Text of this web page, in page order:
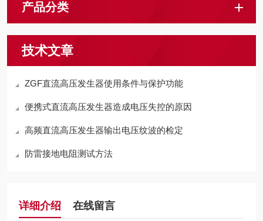
产品分类
技术文章
ZGF直流高压发生器使用条件与保护功能
便携式直流高压发生器造成电压失控的原因
高频直流高压发生器输出电压纹波的检定
防雷接地电阻测试方法
详细介绍 在线留言